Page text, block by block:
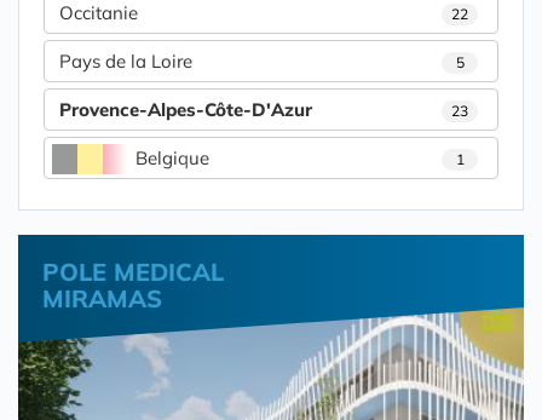
Occitanie 22
Pays de la Loire 5
Provence-Alpes-Côte-D'Azur 23
Belgique 1
POLE MEDICAL
MIRAMAS